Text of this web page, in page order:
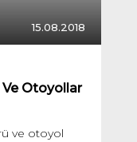
15.08.2018
Ve Otoyollar
ve otoyol